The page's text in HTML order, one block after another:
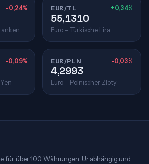
-0,24% EUR/TL +0,34%
55,1310
Euro – Türkische Lira
-0,09% EUR/PLN -0,03%
4,2993
Euro – Polnischer Zloty
für über 100 Währungen. Unabhängig und